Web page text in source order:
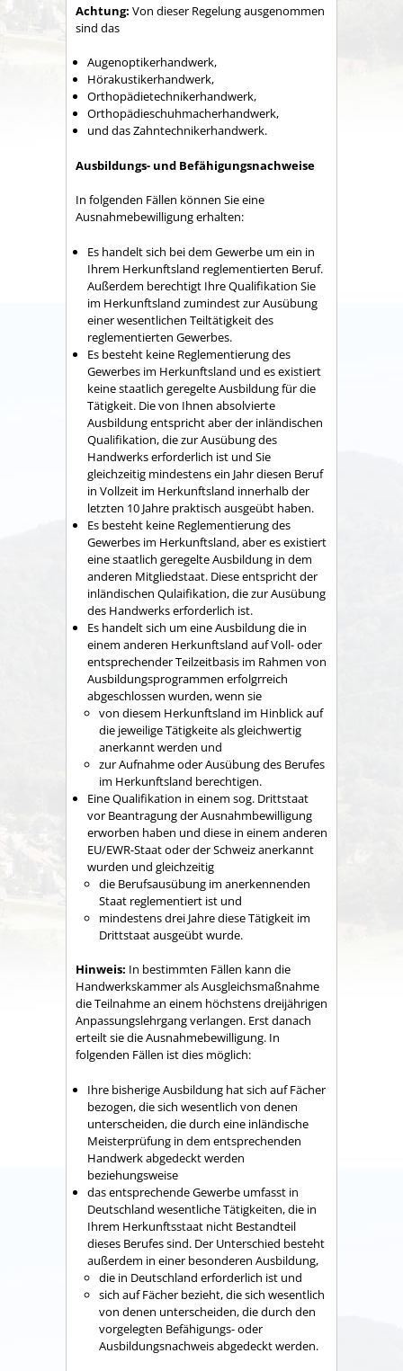
Achtung: Von dieser Regelung ausgenommen
sind das
Augenoptikerhandwerk,
Hörakustikerhandwerk,
Orthopädietechnikerhandwerk,
Orthopädieschuhmacherhandwerk,
und das Zahntechnikerhandwerk.
Ausbildungs- und Befähigungsnachweise
In folgenden Fällen können Sie eine
Ausnahmebewilligung erhalten:
Es handelt sich bei dem Gewerbe um ein in
Ihrem Herkunftsland reglementierten Beruf.
Außerdem berechtigt Ihre Qualifikation Sie
im Herkunftsland zumindest zur Ausübung
einer wesentlichen Teiltätigkeit des
reglementierten Gewerbes.
Es besteht keine Reglementierung des
Gewerbes im Herkunftsland und es existiert
keine staatlich geregelte Ausbildung für die
Tätigkeit. Die von Ihnen absolvierte
Ausbildung entspricht aber der inländischen
Qualifikation, die zur Ausübung des
Handwerks erforderlich ist und Sie
gleichzeitig mindestens ein Jahr diesen Beruf
in Vollzeit im Herkunftsland innerhalb der
letzten 10 Jahre praktisch ausgeübt haben.
Es besteht keine Reglementierung des
Gewerbes im Herkunftsland, aber es existiert
eine staatlich geregelte Ausbildung in dem
anderen Mitgliedstaat. Diese entspricht der
inländischen Qulaifikation, die zur Ausübung
des Handwerks erforderlich ist.
Es handelt sich um eine Ausbildung die in
einem anderen Herkunftsland auf Voll- oder
entsprechender Teilzeitbasis im Rahmen von
Ausbildungsprogrammen erfolgrreich
abgeschlossen wurden, wenn sie
von diesem Herkunftsland im Hinblick auf
die jeweilige Tätigkeite als gleichwertig
anerkannt werden und
zur Aufnahme oder Ausübung des Berufes
im Herkunftsland berechtigen.
Eine Qualifikation in einem sog. Drittstaat
vor Beantragung der Ausnahmbewilligung
erworben haben und diese in einem anderen
EU/EWR-Staat oder der Schweiz anerkannt
wurden und gleichzeitig
die Berufsausübung im anerkennenden
Staat reglementiert ist und
mindestens drei Jahre diese Tätigkeit im
Drittstaat ausgeübt wurde.
Hinweis: In bestimmten Fällen kann die
Handwerkskammer als Ausgleichsmaßnahme
die Teilnahme an einem höchstens dreijährigen
Anpassungslehrgang verlangen. Erst danach
erteilt sie die Ausnahmebewilligung. In
folgenden Fällen ist dies möglich:
Ihre bisherige Ausbildung hat sich auf Fächer
bezogen, die sich wesentlich von denen
unterscheiden, die durch eine inländische
Meisterprüfung in dem entsprechenden
Handwerk abgedeckt werden
beziehungsweise
das entsprechende Gewerbe umfasst in
Deutschland wesentliche Tätigkeiten, die in
Ihrem Herkunftsstaat nicht Bestandteil
dieses Berufes sind. Der Unterschied besteht
außerdem in einer besonderen Ausbildung,
die in Deutschland erforderlich ist und
sich auf Fächer bezieht, die sich wesentlich
von denen unterscheiden, die durch den
vorgelegten Befähigungs- oder
Ausbildungsnachweis abgedeckt werden.